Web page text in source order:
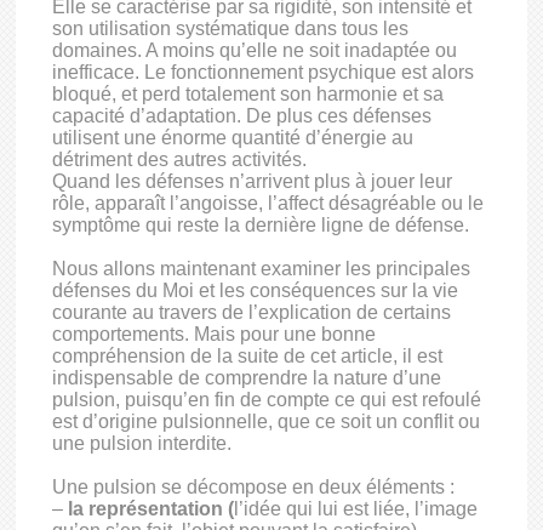
Elle se caractérise par sa rigidité, son intensité et
son utilisation systématique dans tous les
domaines. A moins qu’elle ne soit inadaptée ou
inefficace. Le fonctionnement psychique est alors
bloqué, et perd totalement son harmonie et sa
capacité d’adaptation. De plus ces défenses
utilisent une énorme quantité d’énergie au
détriment des autres activités.
Quand les défenses n’arrivent plus à jouer leur
rôle, apparaît l’angoisse, l’affect désagréable ou le
symptôme qui reste la dernière ligne de défense.
Nous allons maintenant examiner les principales
défenses du Moi et les conséquences sur la vie
courante au travers de l’explication de certains
comportements. Mais pour une bonne
compréhension de la suite de cet article, il est
indispensable de comprendre la nature d’une
pulsion, puisqu’en fin de compte ce qui est refoulé
est d’origine pulsionnelle, que ce soit un conflit ou
une pulsion interdite.
Une pulsion se décompose en deux éléments :
– la représentation ( l’idée qui lui est liée, l’image